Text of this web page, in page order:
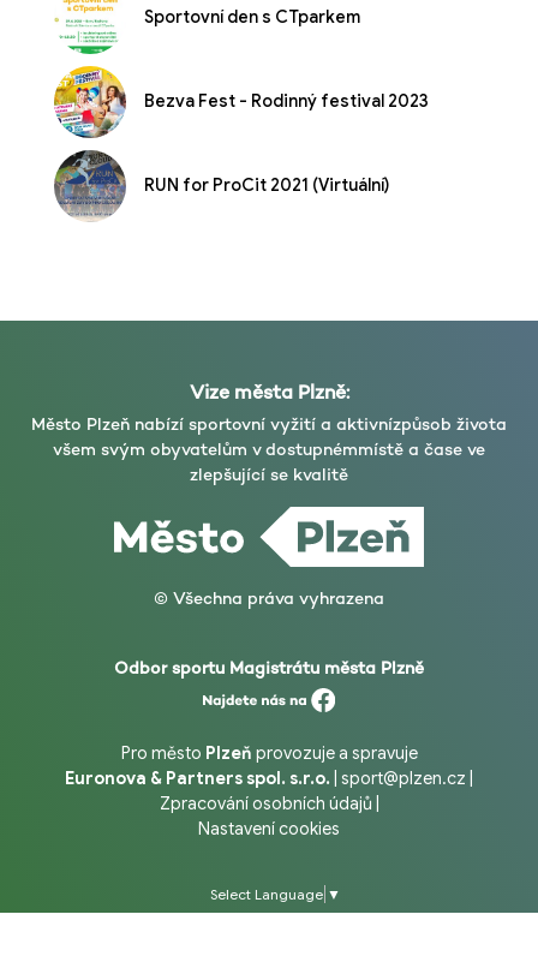
Sportovní den s CTparkem
Bezva Fest - Rodinný festival 2023
RUN for ProCit 2021 (Virtuální)
Vize města Plzně:
Město Plzeň nabízí sportovní vyžití a aktivnízpůsob života
všem svým obyvatelům v dostupnémmístě a čase ve
zlepšující se kvalitě
© Všechna práva vyhrazena
Odbor sportu Magistrátu města Plzně
Pro město Plzeň provozuje a spravuje
Euronova & Partners spol. s.r.o. sport@plzen.cz
Zpracování osobních údajů
Nastavení cookies
Select Language ▼